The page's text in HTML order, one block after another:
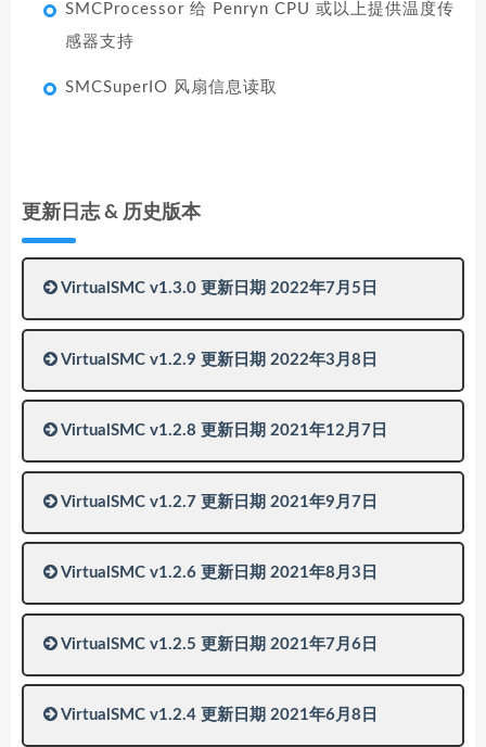
SMCProcessor 给 Penryn CPU 或以上提供温度传
感器支持
SMCSuperIO 风扇信息读取
更新日志 & 历史版本
VirtualSMC v1.3.0 更新日期 2022年7月5日
VirtualSMC v1.2.9 更新日期 2022年3月8日
VirtualSMC v1.2.8 更新日期 2021年12月7日
VirtualSMC v1.2.7 更新日期 2021年9月7日
VirtualSMC v1.2.6 更新日期 2021年8月3日
VirtualSMC v1.2.5 更新日期 2021年7月6日
VirtualSMC v1.2.4 更新日期 2021年6月8日